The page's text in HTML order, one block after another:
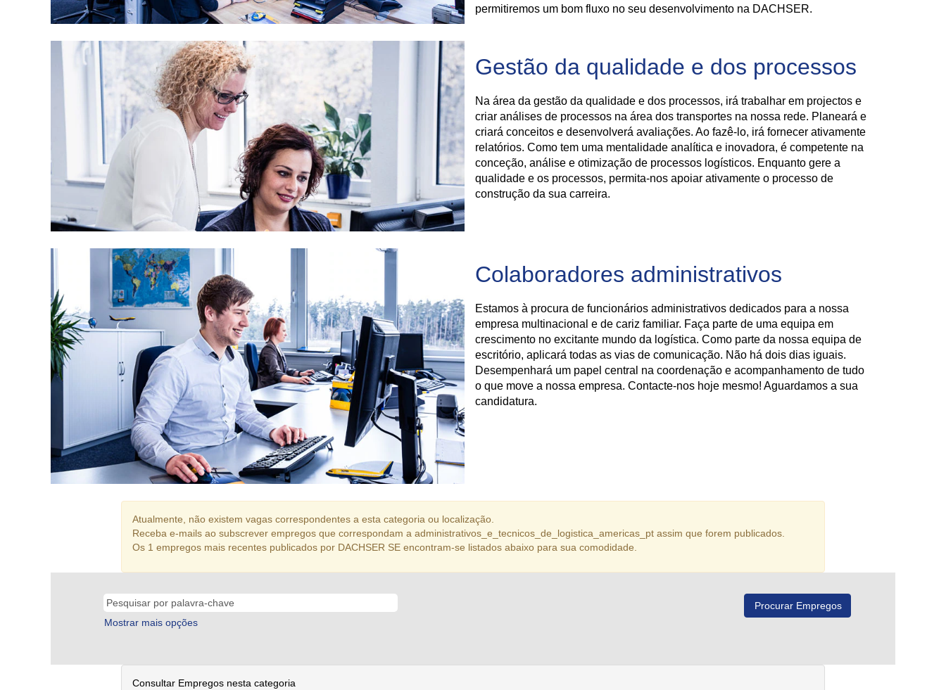
permitiremos um bom fluxo no seu desenvolvimento na DACHSER.
Gestão da qualidade e dos processos
Na área da gestão da qualidade e dos processos, irá trabalhar em projectos e
criar análises de processos na área dos transportes na nossa rede. Planeará e
criará conceitos e desenvolverá avaliações. Ao fazê-lo, irá fornecer ativamente
relatórios. Como tem uma mentalidade analítica e inovadora, é competente na
conceção, análise e otimização de processos logísticos. Enquanto gere a
qualidade e os processos, permita-nos apoiar ativamente o processo de
construção da sua carreira.
Colaboradores administrativos
Estamos à procura de funcionários administrativos dedicados para a nossa
empresa multinacional e de cariz familiar. Faça parte de uma equipa em
crescimento no excitante mundo da logística. Como parte da nossa equipa de
escritório, aplicará todas as vias de comunicação. Não há dois dias iguais.
Desempenhará um papel central na coordenação e acompanhamento de tudo
o que move a nossa empresa. Contacte-nos hoje mesmo! Aguardamos a sua
candidatura.
Atualmente, não existem vagas correspondentes a esta categoria ou localização.
Receba e-mails ao subscrever empregos que correspondam a administrativos_e_tecnicos_de_logistica_americas_pt assim que forem publicados.
Os 1 empregos mais recentes publicados por DACHSER SE encontram-se listados abaixo para sua comodidade.
Mostrar mais opções
Consultar Empregos nesta categoria